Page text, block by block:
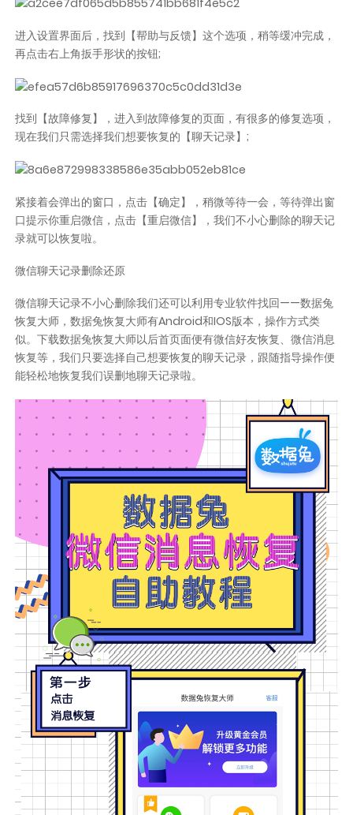
进入设置界面后，找到【帮助与反馈】这个选项，稍等缓冲完成，
再点击右上角扳手形状的按钮;
找到【故障修复】，进入到故障修复的页面，有很多的修复选项，
现在我们只需选择我们想要恢复的【聊天记录】;
紧接着会弹出的窗口，点击【确定】，稍微等待一会，等待弹出窗
口提示你重启微信，点击【重启微信】，我们不小心删除的聊天记
录就可以恢复啦。
微信聊天记录删除还原
微信聊天记录不小心删除我们还可以利用专业软件找回——数据兔
恢复大师，数据兔恢复大师有Android和IOS版本，操作方式类
似。下载数据兔恢复大师以后首页面便有微信好友恢复、微信消息
恢复等，我们只要选择自己想要恢复的聊天记录，跟随指导操作便
能轻松地恢复我们误删地聊天记录啦。